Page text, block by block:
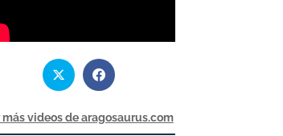
más videos de aragosaurus.com